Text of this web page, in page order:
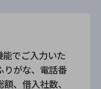
でご入力いた
りがな、電話番
、借入社数、